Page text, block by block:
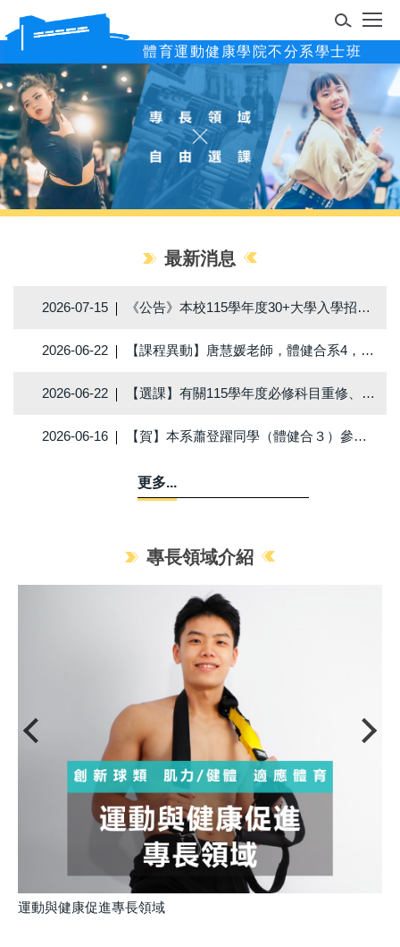
跳
到
要
內
容
區
體育運動健康學院不分系學士班
最新消息
2026-07-15 《公告》本校115學年度30+大學入學招生簡章，歡迎踴躍報名就讀。
2026-06-22 【課程異動】唐慧媛老師，體健合系4，A624運動行銷，原上課時間：星期2，04-05節，異動為星期1，04-05節。
2026-06-22 【選課】有關115學年度必修科目重修、補修替代課程表，詳如附件說明。
2026-06-16 【賀】本系蕭登躍同學（體健合３）參加2026年韓國大學生傳統弓大賽，獲頒145米比賽外國籍成績最優秀獎，特此申賀。
更多...
專長領域介紹
運動與健康促進專長領域